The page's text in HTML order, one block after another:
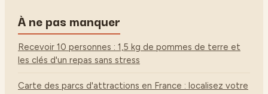
À ne pas manquer
Recevoir 10 personnes : 1,5 kg de pommes de terre et
les clés d'un repas sans stress
Carte des parcs d'attractions en France : localisez votre